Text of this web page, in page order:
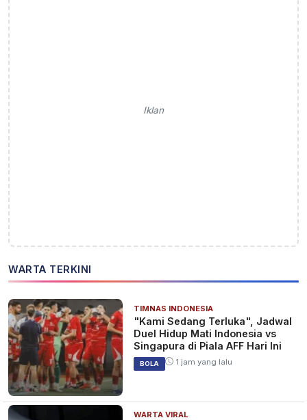
Iklan
WARTA TERKINI
TIMNAS INDONESIA
"Kami Sedang Terluka", Jadwal
Duel Hidup Mati Indonesia vs
Singapura di Piala AFF Hari Ini
BOLA 1 jam yang lalu
WARTA VIRAL